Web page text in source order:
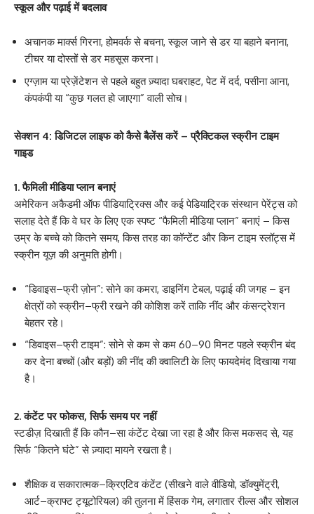
स्कूल और पढ़ाई में बदलाव
अचानक मार्क्स गिरना, होमवर्क से बचना, स्कूल जाने से डर या बहाने बनाना,
टीचर या दोस्तों से डर महसूस करना।
एग्ज़ाम या प्रेज़ेंटेशन से पहले बहुत ज़्यादा घबराहट, पेट में दर्द, पसीना आना,
कंपकंपी या “कुछ गलत हो जाएगा” वाली सोच।
सेक्शन 4: डिजिटल लाइफ को कैसे बैलेंस करें – प्रैक्टिकल स्क्रीन टाइम
गाइड
1. फैमिली मीडिया प्लान बनाएं
अमेरिकन अकैडमी ऑफ पीडियाट्रिक्स और कई पेडियाट्रिक संस्थान पेरेंट्स को
सलाह देते हैं कि वे घर के लिए एक स्पष्ट “फैमिली मीडिया प्लान” बनाएं – किस
उम्र के बच्चे को कितने समय, किस तरह का कॉन्टेंट और किन टाइम स्लॉट्स में
स्क्रीन यूज़ की अनुमति होगी।
“डिवाइस–फ्री ज़ोन”: सोने का कमरा, डाइनिंग टेबल, पढ़ाई की जगह – इन
क्षेत्रों को स्क्रीन–फ्री रखने की कोशिश करें ताकि नींद और कंसन्ट्रेशन
बेहतर रहे।
“डिवाइस–फ्री टाइम”: सोने से कम से कम 60–90 मिनट पहले स्क्रीन बंद
कर देना बच्चों (और बड़ों) की नींद की क्वालिटी के लिए फायदेमंद दिखाया गया
है।
2. कंटेंट पर फोकस, सिर्फ समय पर नहीं
स्टडीज़ दिखाती हैं कि कौन–सा कंटेंट देखा जा रहा है और किस मकसद से, यह
सिर्फ “कितने घंटे” से ज़्यादा मायने रखता है।
शैक्षिक व सकारात्मक–क्रिएटिव कंटेंट (सीखने वाले वीडियो, डॉक्युमेंट्री,
आर्ट–क्राफ्ट ट्यूटोरियल) की तुलना में हिंसक गेम, लगातार रील्स और सोशल